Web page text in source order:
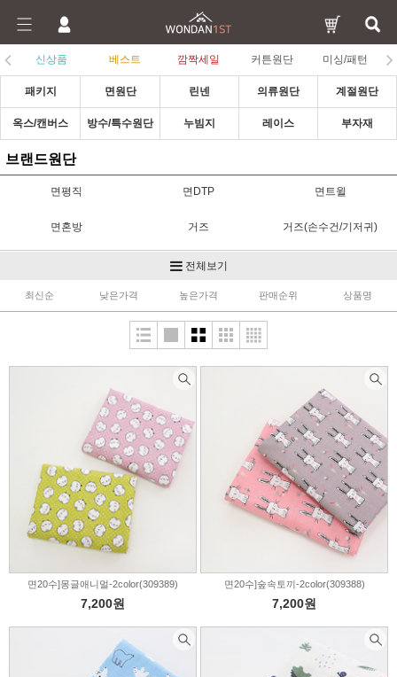
신상품 베스트 깜짝세일 커튼원단 미싱/패턴
패키지 면원단 린넨 의류원단 계절원단
옥스/캔버스 방수/특수원단 누빔지 레이스 부자재
브랜드원단
면평직 면DTP 면트윌
면혼방 거즈 거즈(손수건/기저귀)
OX/캔버스
브랜드원단 디즈니/빨간머리앤 마이크로화이바
전체보기
최신순 낮은가격 높은가격 판매순위 상품명
면20수]몽글애니멀-2color(309389)
7,200원
면20수]숲속토끼-2color(309388)
7,200원